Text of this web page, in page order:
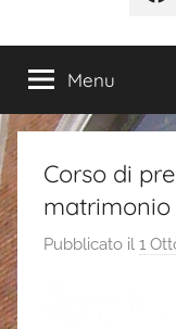
Menu
Corso di
matrimonio
Pubblicato il 1